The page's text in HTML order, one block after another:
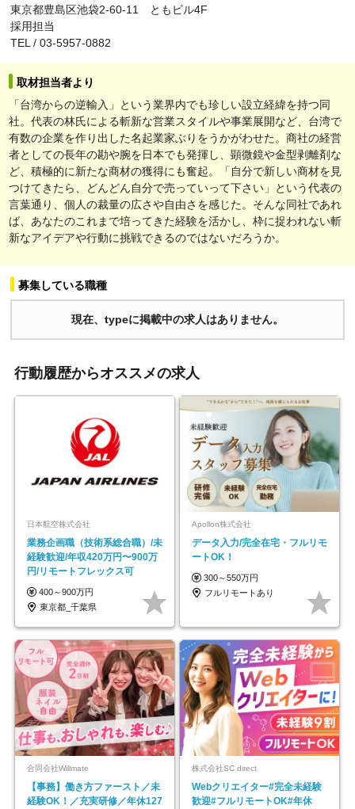
東京都豊島区池袋2-60-11 ともビル4F
採用担当
TEL / 03-5957-0882
取材担当者より
「台湾からの逆輸入」という業界内でも珍しい設立経緯を持つ同
社。代表の林氏による斬新な営業スタイルや事業展開など、台湾で
有数の企業を作り出した名起業家ぶりをうかがわせた。商社の経営
者としての長年の勘や腕を日本でも発揮し、顕微鏡や金型剥離剤な
ど、積極的に新たな商材の獲得にも奮起。「自分で新しい商材を見
つけてきたら、どんどん自分で売っていって下さい」という代表の
言葉通り、個人の裁量の広さや自由さを感じた。そんな同社であれ
ば、あなたのこれまで培ってきた経験を活かし、枠に捉われない斬
新なアイデアや行動に挑戦できるのではないだろうか。
募集している職種
現在、typeに掲載中の求人はありません。
行動履歴からオススメの求人
日本航空株式会社
業務企画職（技術系総合職）/未
経験歓迎/年収420万円〜900万
円/リモートフレックス可
400～900万円
東京都_千葉県
Apollon株式会社
データ入力/完全在宅・フルリモ
ートOK！
300～550万円
フルリモートあり
合同会社Willmate
【事務】働き方ファースト／未
経験OK！／充実研修／年休127
株式会社SC direct
Webクリエイター#完全未経験
歓迎#フルリモートOK#年休